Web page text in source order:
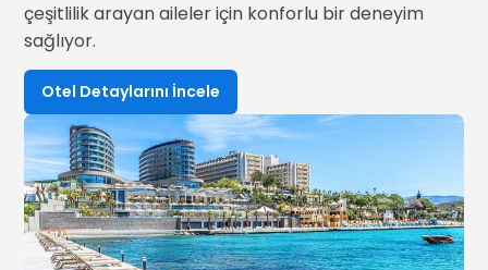
çeşitlilik arayan aileler için konforlu bir deneyim
sağlıyor.
Otel Detaylarını İncele